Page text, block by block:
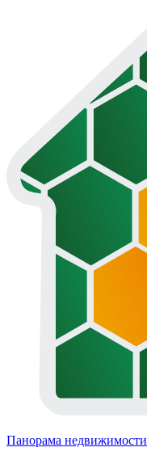
Панорама недвижимости